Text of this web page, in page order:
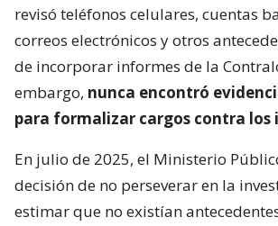
revisó teléfonos celulares, cuentas
correos electrónicos y otros
de incorporar informes de la
embargo, nunca encontró
para formalizar cargos contra los
En julio de 2025, el Ministerio
decisión de no perseverar en la
estimar que no existían